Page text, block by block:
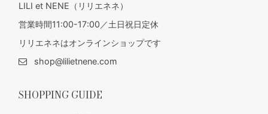
LILI et NENE（リリエネネ）
営業時間11:00-17:00／土日祝日定休
リリエネネはオンラインショップです
shop@lilietnene.com
SHOPPING GUIDE